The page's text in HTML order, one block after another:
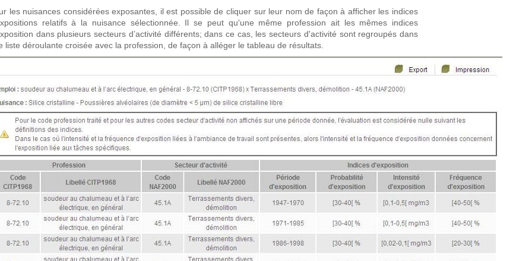
les nuisances considérées exposantes, il est possible de cliquer sur leur nom de façon à afficher les indices
relatifs à la nuisance sélectionnée. Il se peut qu'une même profession ait les mêmes indices
dans plusieurs secteurs d’activité différents; dans ce cas, les secteurs d'activité sont regroupés dans
liste déroulante croisée avec la profession, de façon à alléger le tableau de résultats.